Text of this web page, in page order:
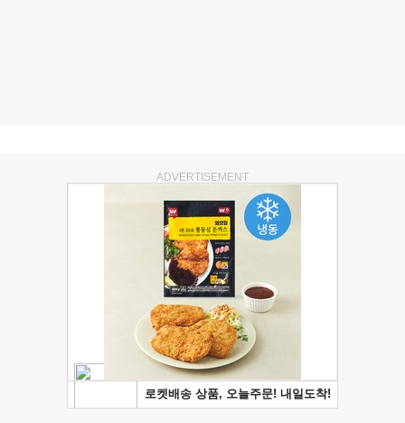
ADVERTISEMENT